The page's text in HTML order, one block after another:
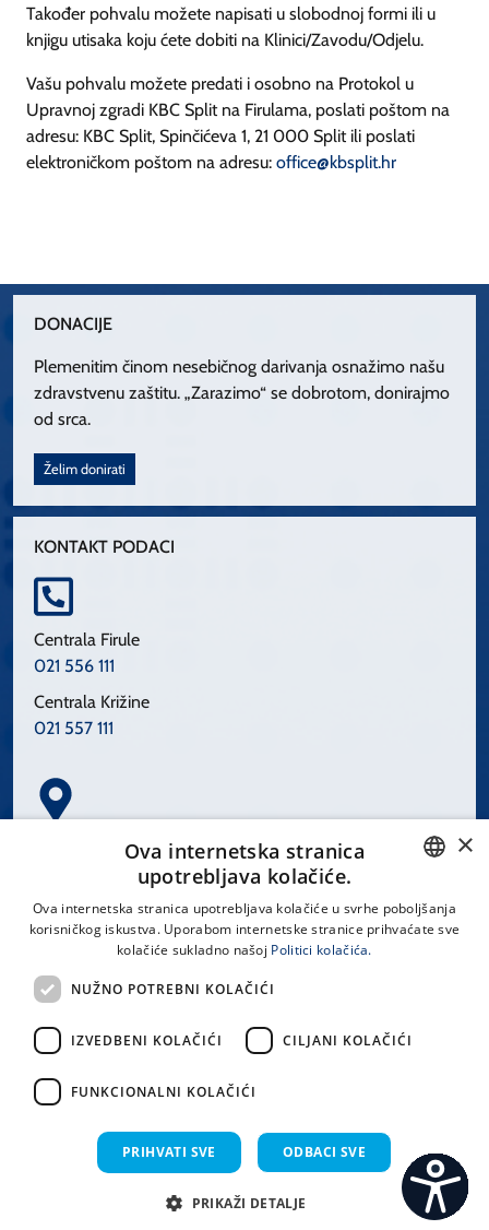
Također pohvalu možete napisati u slobodnoj formi ili u
knjigu utisaka koju ćete dobiti na Klinici/Zavodu/Odjelu.
Vašu pohvalu možete predati i osobno na Protokol u
Upravnoj zgradi KBC Split na Firulama, poslati poštom na
adresu: KBC Split, Spinčićeva 1, 21 000 Split ili poslati
elektroničkom poštom na adresu: office@kbsplit.hr
DONACIJE
Plemenitim činom nesebičnog darivanja osnažimo našu
zdravstvenu zaštitu. „Zarazimo“ se dobrotom, donirajmo
od srca.
Želim donirati
KONTAKT PODACI
Centrala Firule
021 556 111
Centrala Križine
021 557 111
Spinčićeva 1, 21000 Split
LINKOVI
Uvjeti korištenja
CROATIAN
×
Ova internetska stranica
upotrebljava kolačiće.
Ova internetska stranica upotrebljava kolačiće u svrhe poboljšanja
korisničkog iskustva. Uporabom internetske stranice prihvaćate sve
kolačiće sukladno našoj Politici kolačića.
NUŽNO POTREBNI KOLAČIĆI
IZVEDBENI KOLAČIĆI CILJANI KOLAČIĆI
FUNKCIONALNI KOLAČIĆI
PRIHVATI SVE ODBACI SVE
PRIKAŽI DETALJE